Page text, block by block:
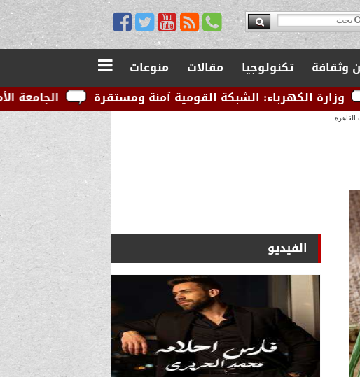
وثقافة تكنولوجيا مقالات
منوعات
الجامعة الأمريكية بالقاهرة
القومية آمنة ومستقرة
القاهرة
الفيديو